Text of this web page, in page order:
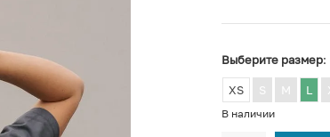
Выберите размер:
XS S M L
В наличии